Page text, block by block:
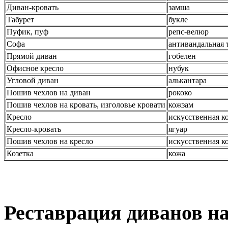
Диван-кровать
замша
Табурет
букле
Пуфик, пуф
репс-велюр
Софа
антивандальная
Прямой диван
гобелен
Офисное кресло
нубук
Угловой диван
алькантара
Пошив чехлов на диван
рококо
Пошив чехлов на кровать, изголовье кровати кожзам
Кресло
искусственная
Кресло-кровать
ягуар
Пошив чехлов на кресло
искусственная
Козетка
кожа
Реставрация диванов